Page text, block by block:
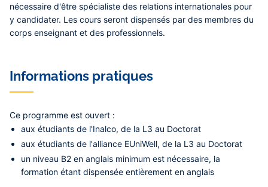
nécessaire d'être spécialiste des relations internationales pour
y candidater. Les cours seront dispensés par des membres du
corps enseignant et des professionnels.
Informations pratiques
Ce programme est ouvert :
aux étudiants de l'Inalco, de la L3 au Doctorat
aux étudiants de l'alliance EUniWell, de la L3 au Doctorat
un niveau B2 en anglais minimum est nécessaire, la
formation étant dispensée entièrement en anglais